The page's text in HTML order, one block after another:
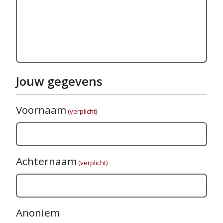
Jouw gegevens
Voornaam (verplicht)
Achternaam (verplicht)
Anoniem